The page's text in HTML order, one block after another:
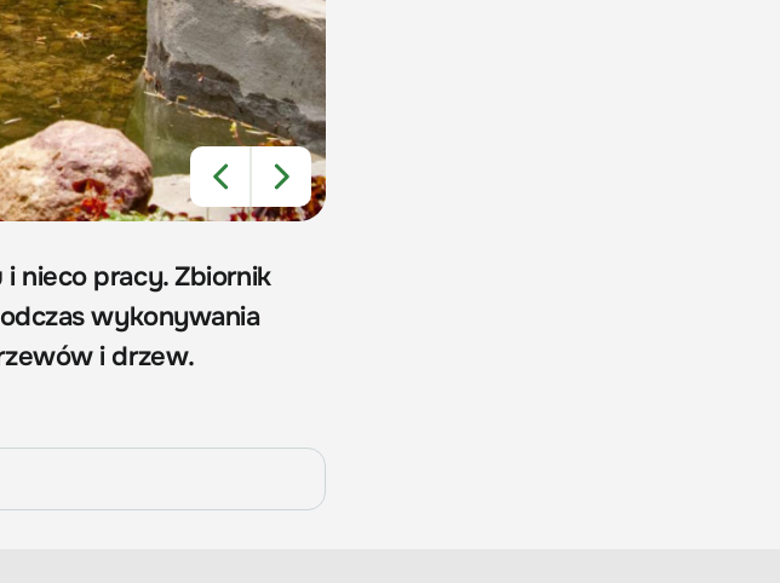
nieco pracy. Zbiornik
wykonywania
i drzew.